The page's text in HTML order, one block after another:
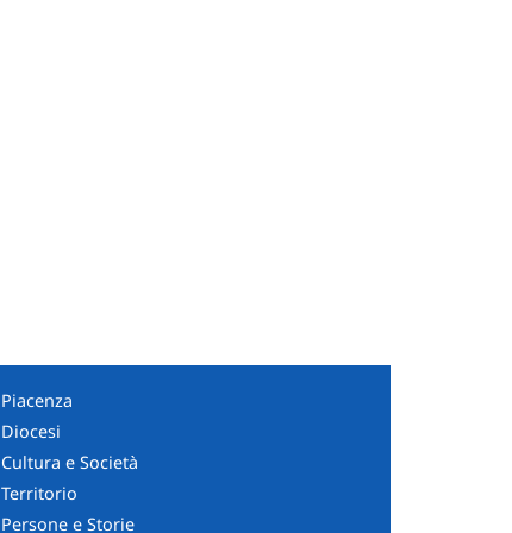
Piacenza
Diocesi
Cultura e Società
Territorio
Persone e Storie